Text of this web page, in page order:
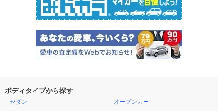
ボディタイプから探す
セダン
オープンカー